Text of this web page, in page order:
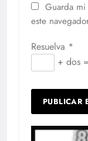
Guarda
este
Resuelva *
+ dos